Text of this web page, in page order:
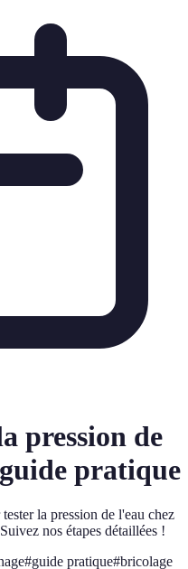
pression de
pratique
la pression de l'eau chez
nos étapes détaillées !
#guide pratique#bricolage